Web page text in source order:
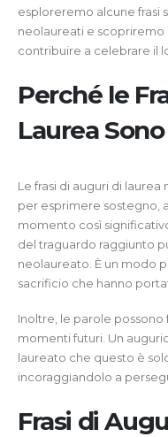
esploreremo alcune frasi
neolaureati e
contribuire a celebrare il
Perché le
Laurea
Le frasi di auguri di
per esprimere sostegno,
momento così
del traguardo raggiunto
neolaureato. È un modo
sacrificio che hanno
Inoltre, le parole
momenti futuri. Un
laureato che questo è
incoraggiandolo a
Frasi di